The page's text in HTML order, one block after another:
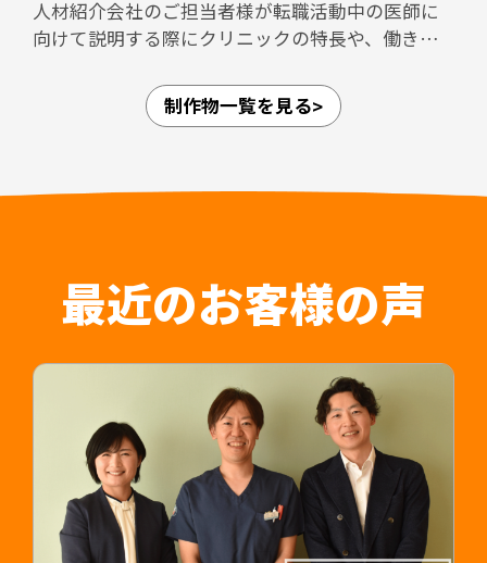
要があり、面接担当者の負担が大きくなりがちで
す。本パンフレットを活用しながら面談を進める
減にもつながる設計としています。
人材紹介会社のご担当者様が転職活動中の医師に
向けて説明する際にクリニックの特長や、働きや
愛知県内4拠点（江南・小牧・一宮・名古屋市守山
ていることや、医師が診療に専念できること、紹
はもちろん入職後の認識相違なども防止すること
が可能です。
制作物一覧を見る
最近のお客様の声